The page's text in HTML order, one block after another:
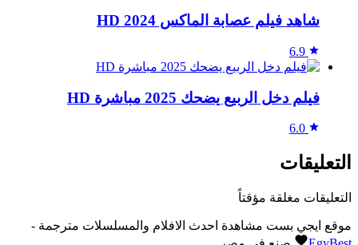
شاهد فيلم عصابة الماكس 2024 HD
6.9
فيلم دخل الربيع يضحك 2025 مباشرة HD
6.0
التعليقات
التعليقات مغلقة مؤقتاً
موقع ايجي بست مشاهدة احدث الافلام والمسلسلات مترجمة -